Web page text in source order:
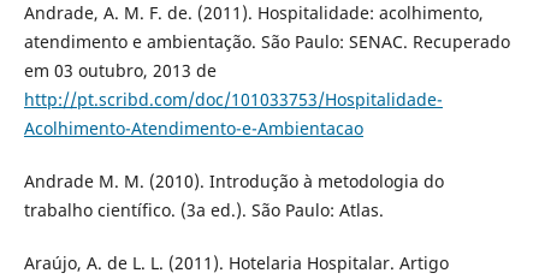
Andrade, A. M. F. de. (2011). Hospitalidade: acolhimento,
atendimento e ambientação. São Paulo: SENAC. Recuperado
em 03 outubro, 2013 de
http://pt.scribd.com/doc/101033753/Hospitalidade-
Acolhimento-Atendimento-e-Ambientacao
Andrade M. M. (2010). Introdução à metodologia do
trabalho científico. (3a ed.). São Paulo: Atlas.
Araújo, A. de L. L. (2011). Hotelaria Hospitalar. Artigo